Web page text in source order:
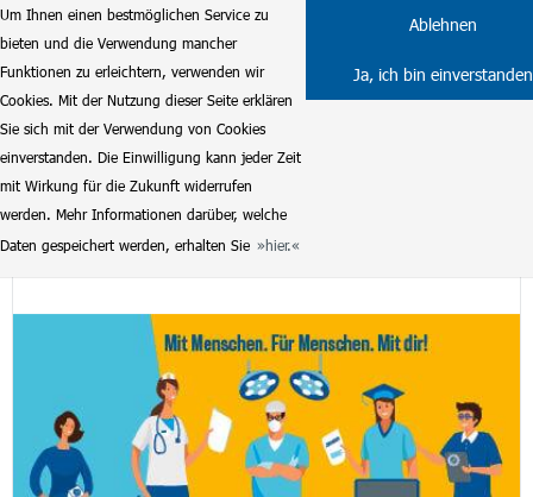
Um Ihnen einen bestmöglichen Service zu
bieten und die Verwendung mancher
Funktionen zu erleichtern, verwenden wir
Cookies. Mit der Nutzung dieser Seite erklären
Sie sich mit der Verwendung von Cookies
einverstanden. Die Einwilligung kann jeder Zeit
mit Wirkung für die Zukunft widerrufen
werden. Mehr Informationen darüber, welche
Daten gespeichert werden, erhalten Sie
hier.
Ablehnen
Ja, ich bin einverstanden
Ausbildung - Operationstechnischer Assistent
(w/m/d) - ab 2027